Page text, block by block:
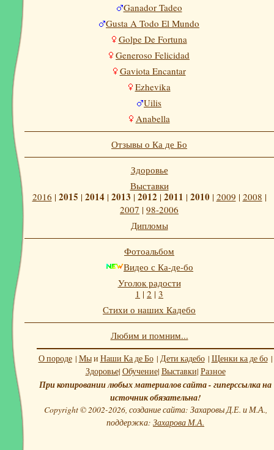
Ganador Tadeo
Gusta A Todo El Mundo
Golpe De Fortuna
Generoso Felicidad
Gaviota Encantar
Ezhevika
Uilis
Anabella
Отзывы о Ка де Бо
Здоровье
Выставки
2016 | 2015 | 2014| 2013 | 2012 | 2011 | 2010 | 2009 | 2008 |
2007 | 98-2006
Дипломы
Фотоальбом
Видео с Ка-де-бо
Уголок радости
1 | 2 | 3
Стихи о наших Кадебо
Любим и помним...
О породе| Мыи Наши Ка де Бо| Дети кадебо| Щенки ка де бо|
Здоровье| Обучение| Выставки| Разное
При копировании любых материалов сайта - гиперссылка на
источник обязательна!
Copyright © 2002-2026, создание сайта: Захаровы Д.Е. и М.А.,
поддержка: Захарова М.А.